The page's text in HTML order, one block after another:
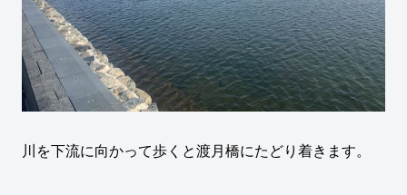
川を下流に向かって歩くと渡月橋にたどり着きます。